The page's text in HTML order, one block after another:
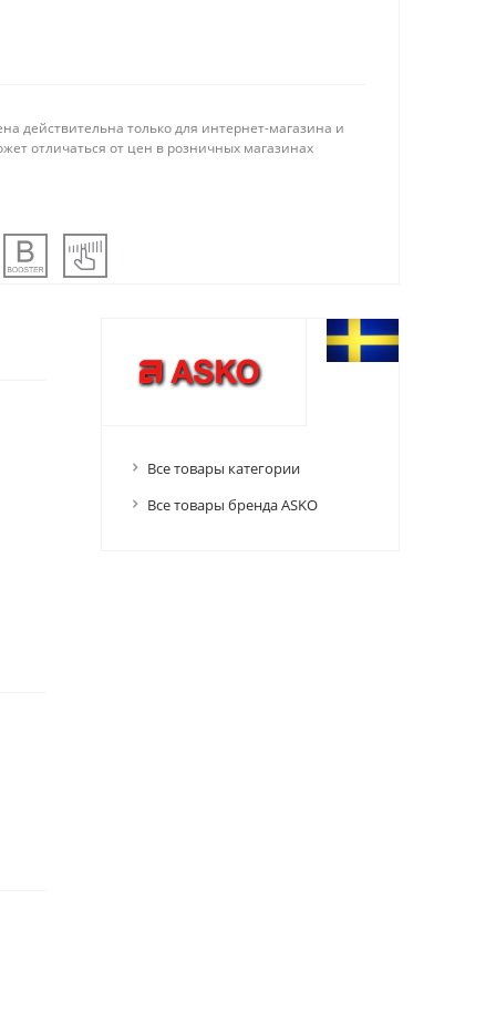
действительна только для интернет-магазина и
отличаться от цен в розничных магазинах
Все товары категории
Все товары бренда ASKO